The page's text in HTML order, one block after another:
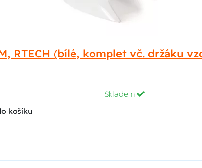
RTECH (bílé, komplet vč. držáku
Skladem
košíku